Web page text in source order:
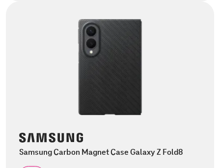
Samsung Carbon Magnet Case Galaxy Z Fold8